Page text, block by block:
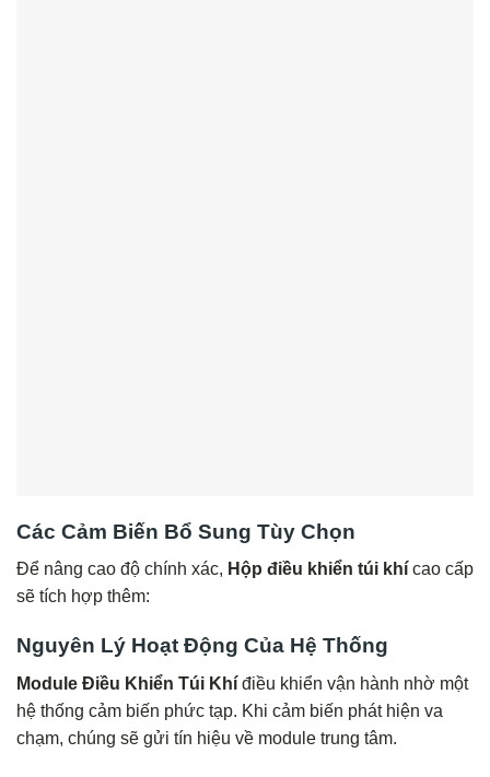
Các Cảm Biến Bổ Sung Tùy Chọn
Để nâng cao độ chính xác, Hộp điều khiển túi khí cao cấp
sẽ tích hợp thêm:
Nguyên Lý Hoạt Động Của Hệ Thống
Module Điều Khiển Túi Khí điều khiển vận hành nhờ một
hệ thống cảm biến phức tạp. Khi cảm biến phát hiện va
chạm, chúng sẽ gửi tín hiệu về module trung tâm.